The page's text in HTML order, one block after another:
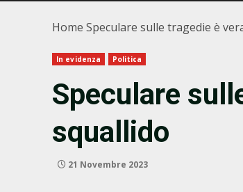
Home Speculare sulle tragedie è
In evidenza Politica
Speculare
squallido
21 Novembre 2023